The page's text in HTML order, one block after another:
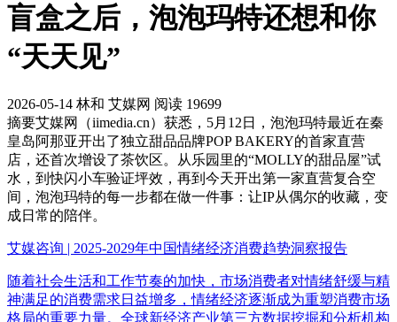
盲盒之后，泡泡玛特还想和你
“天天见”
2026-05-14 林和 艾媒网 阅读 19699
摘要艾媒网（iimedia.cn）获悉，5月12日，泡泡玛特最近在秦
皇岛阿那亚开出了独立甜品品牌POP BAKERY的首家直营
店，还首次增设了茶饮区。从乐园里的“MOLLY的甜品屋”试
水，到快闪小车验证坪效，再到今天开出第一家直营复合空
间，泡泡玛特的每一步都在做一件事：让IP从偶尔的收藏，变
成日常的陪伴。
艾媒咨询 | 2025-2029年中国情绪经济消费趋势洞察报告
随着社会生活和工作节奏的加快，市场消费者对情绪舒缓与精
神满足的消费需求日益增多，情绪经济逐渐成为重塑消费市场
格局的重要力量。全球新经济产业第三方数据挖掘和分析机构